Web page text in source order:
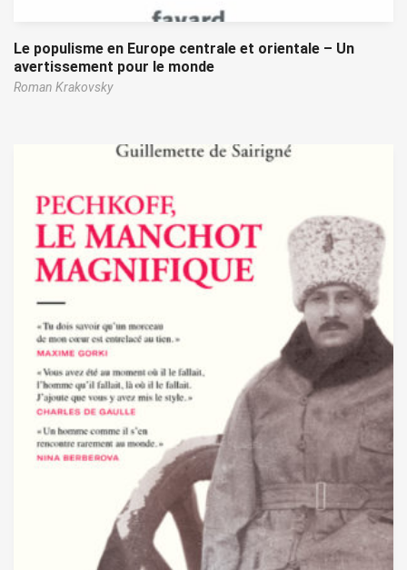
Le populisme en Europe centrale et orientale – Un
avertissement pour le monde
Roman Krakovsky